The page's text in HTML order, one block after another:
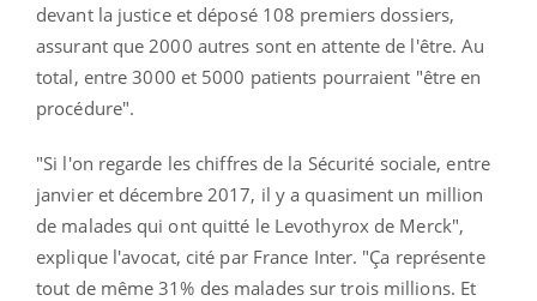
devant la justice et déposé 108 premiers dossiers,
assurant que 2000 autres sont en attente de l'être. Au
total, entre 3000 et 5000 patients pourraient "être en
procédure".
"Si l'on regarde les chiffres de la Sécurité sociale, entre
janvier et décembre 2017, il y a quasiment un million
de malades qui ont quitté le Levothyrox de Merck",
explique l'avocat, cité par France Inter. "Ça représente
tout de même 31% des malades sur trois millions. Et